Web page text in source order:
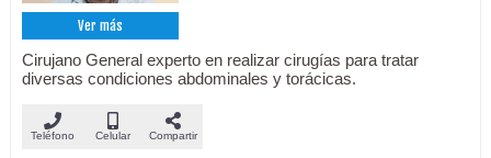
Ver más
Cirujano General experto en realizar cirugías para tratar
diversas condiciones abdominales y torácicas.
Teléfono Celular Compartir